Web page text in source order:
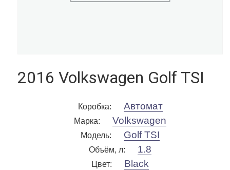
2016 Volkswagen Golf TSI
Коробка: Автомат
Марка: Volkswagen
Модель: Golf TSI
Объём, л: 1.8
Цвет: Black